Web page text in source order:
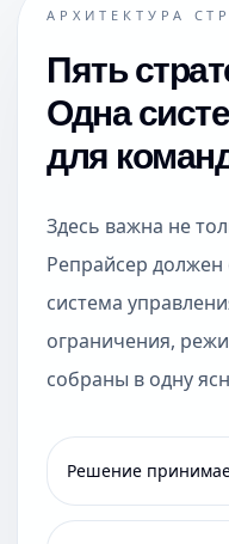
АРХИТЕКТУРА
Пять
Одна
для
Здесь важна не
Репрайсер
система
ограничения,
собраны в одну
Решение